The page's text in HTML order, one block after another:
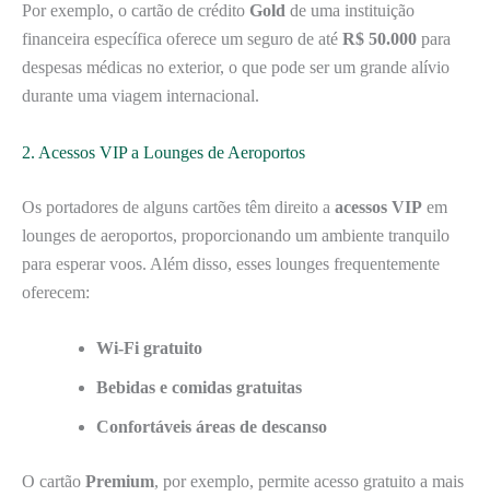
Por exemplo, o cartão de crédito Gold de uma instituição
financeira específica oferece um seguro de até R$ 50.000 para
despesas médicas no exterior, o que pode ser um grande alívio
durante uma viagem internacional.
2. Acessos VIP a Lounges de Aeroportos
Os portadores de alguns cartões têm direito a acessos VIP em
lounges de aeroportos, proporcionando um ambiente tranquilo
para esperar voos. Além disso, esses lounges frequentemente
oferecem:
Wi-Fi gratuito
Bebidas e comidas gratuitas
Confortáveis áreas de descanso
O cartão Premium, por exemplo, permite acesso gratuito a mais